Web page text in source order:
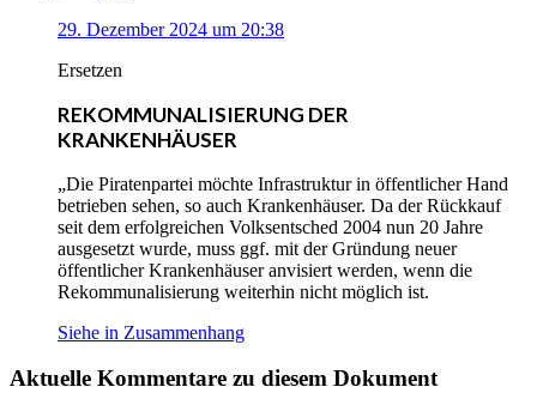
29. Dezember 2024 um 20:38
Ersetzen
REKOMMUNALISIERUNG DER
KRANKENHÄUSER
„Die Piratenpartei möchte Infrastruktur in öffentlicher Hand
betrieben sehen, so auch Krankenhäuser. Da der Rückkauf
seit dem erfolgreichen Volksentsched 2004 nun 20 Jahre
ausgesetzt wurde, muss ggf. mit der Gründung neuer
öffentlicher Krankenhäuser anvisiert werden, wenn die
Rekommunalisierung weiterhin nicht möglich ist.
Siehe in Zusammenhang
Aktuelle Kommentare zu diesem Dokument